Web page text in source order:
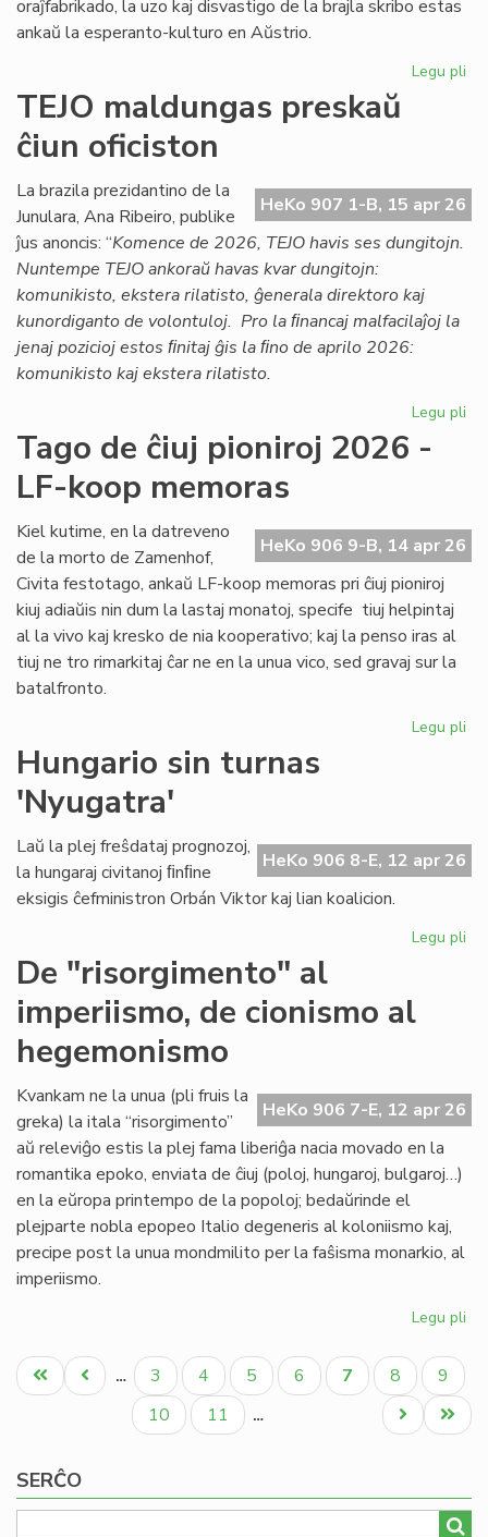
oraĵfabrikado, la uzo kaj disvastigo de la brajla skribo estas
ankaŭ la esperanto-kulturo en Aŭstrio.
Legu pli
TEJO maldungas preskaŭ
ĉiun oficiston
HeKo 907 1-B, 15 apr 26
La brazila prezidantino de la
Junulara, Ana Ribeiro, publike
ĵus anoncis: “Komence de 2026, TEJO havis ses dungitojn.
Nuntempe TEJO ankoraŭ havas kvar dungitojn:
komunikisto, ekstera rilatisto, ĝenerala direktoro kaj
kunordiganto de volontuloj. Pro la ﬁnancaj malfacilaĵoj la
jenaj pozicioj estos ﬁnitaj ĝis la ﬁno de aprilo 2026:
komunikisto kaj ekstera rilatisto.
Legu pli
Tago de ĉiuj pioniroj 2026 -
LF-koop memoras
HeKo 906 9-B, 14 apr 26
Kiel kutime, en la datreveno
de la morto de Zamenhof,
Civita festotago, ankaŭ LF-koop memoras pri ĉiuj pioniroj
kiuj adiaŭis nin dum la lastaj monatoj, specife tiuj helpintaj
al la vivo kaj kresko de nia kooperativo; kaj la penso iras al
tiuj ne tro rimarkitaj ĉar ne en la unua vico, sed gravaj sur la
batalfronto.
Legu pli
Hungario sin turnas
'Nyugatra'
HeKo 906 8-E, 12 apr 26
Laŭ la plej freŝdataj prognozoj,
la hungaraj civitanoj ﬁnﬁne
eksigis ĉefministron Orbán Viktor kaj lian koalicion.
Legu pli
De "risorgimento" al
imperiismo, de cionismo al
hegemonismo
HeKo 906 7-E, 12 apr 26
Kvankam ne la unua (pli fruis la
greka) la itala “risorgimento”
aŭ releviĝo estis la plej fama liberiĝa nacia movado en la
romantika epoko, enviata de ĉiuj (poloj, hungaroj, bulgaroj…)
en la eŭropa printempo de la popoloj; bedaŭrinde el
plejparte nobla epopeo Italio degeneris al koloniismo kaj,
precipe post la unua mondmilito per la faŝisma monarkio, al
imperiismo.
Legu pli
de
Pagination
Unua
paĝo
Antaŭa
paĝo
… Paĝo
3 Paĝo
4 Paĝo
5 Paĝo
6
Aktuala
paĝo
7 Paĝo
8 Paĝo
9
Paĝo
10 Paĝo
11 …
Last
page
Next
page
SERĈO